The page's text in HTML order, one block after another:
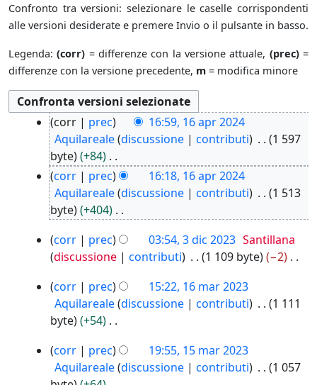
Confronto tra versioni: selezionare le caselle corrispondenti
alle versioni desiderate e premere Invio o il pulsante in basso.
Legenda:(corr) = differenze con la versione attuale, (prec)=
differenze con la versione precedente, m = modifica minore
corr prec
16:59, 16 apr 2024
Aquilareale discussione contributi
1 597
byte
+84
N
e
s
s
u
n
g
g
e
t
t
o
corr prec
16:18, 16 apr 2024
Aquilareale discussione contributi
1 513
byte
+404
e
s
u
n
o
g
e
corr prec 03:54, 3 dic 2023 Santillana
discussione
contributi 1 109 byte
−2
e
s
n
o
corr prec
15:22, 16 mar 2023
Aquilareale discussione contributi
1 111
byte
+54
ecorr prec
19:55, 15 mar 2023
Aquilareale discussione contributi
1 057